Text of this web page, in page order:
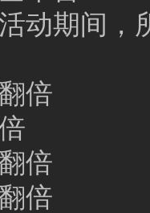
活动期间
倍
倍
倍